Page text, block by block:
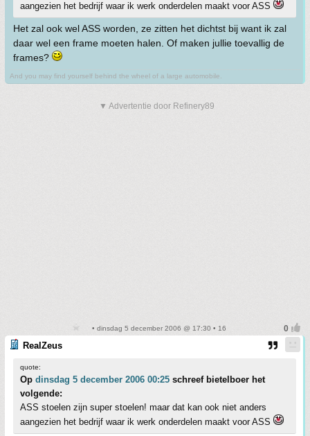
aangezien het bedrijf waar ik werk onderdelen maakt voor ASS
Het zal ook wel ASS worden, ze zitten het dichtst bij want ik zal
daar wel een frame moeten halen. Of maken jullie toevallig de
frames?
And you may find yourself behind the wheel of a large automobile.
▼ Advertentie door Refinery89
• dinsdag 5 december 2006 @ 17:30 • 16
RealZeus
quote:
Op dinsdag 5 december 2006 00:25 schreef bietelboer het
volgende:
ASS stoelen zijn super stoelen! maar dat kan ook niet anders
aangezien het bedrijf waar ik werk onderdelen maakt voor ASS